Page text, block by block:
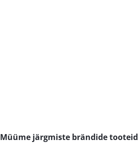
Müüme järgmiste brändide tooteid